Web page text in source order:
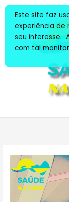
conteúdo
Este site faz
experiência de
seu interesse.
com tal